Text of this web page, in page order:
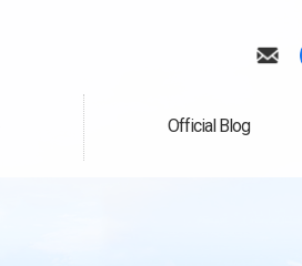
Official Blog
公式ブログ